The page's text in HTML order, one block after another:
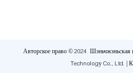
Авторское право © 2024
Technology Co., Ltd. |